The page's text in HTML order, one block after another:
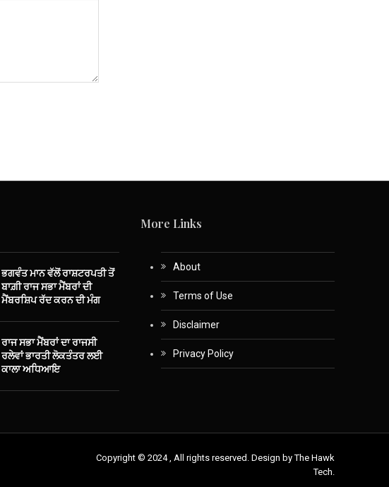
ਭਗਵੰਤ ਮਾਨ ਵੱਲੋਂ ਰਾਸ਼ਟਰਪਤੀ ਤੋਂ
ਬਾਗ਼ੀ ਰਾਜ ਸਭਾ ਮੈਂਬਰਾਂ ਦੀ
ਮੈਂਬਰਸ਼ਿਪ ਰੱਦ ਕਰਨ ਦੀ ਮੰਗ
ਰਾਜ ਸਭਾ ਮੈਂਬਰਾਂ ਦਾ ਰਾਜਸੀ
ਰਲੇਵਾਂ ਭਾਰਤੀ ਲੋਕਤੰਤਰ ਲਈ
ਕਾਲਾ ਅਧਿਆਇ
More Links
About
Terms of Use
Disclaimer
Privacy Policy
Copyright © 2024 , All rights reserved. Design by The Hawk
Tech.